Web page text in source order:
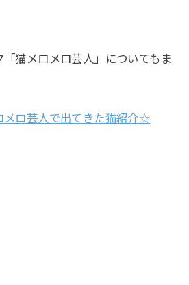
猫メロメロ芸人」についてもま
メロ芸人で出てきた猫紹介☆